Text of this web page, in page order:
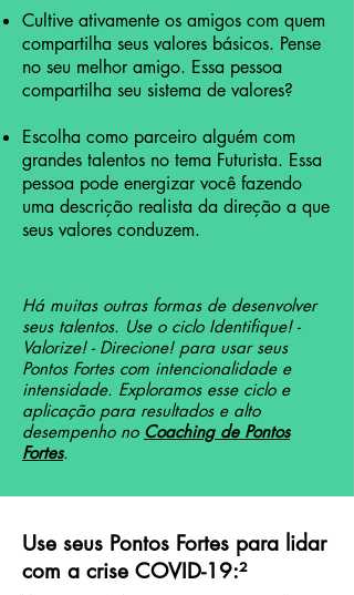
Cultive ativamente os amigos com quem
compartilha seus valores básicos. Pense
no seu melhor amigo. Essa pessoa
compartilha seu sistema de valores?
Escolha como parceiro alguém com
grandes talentos no tema Futurista. Essa
pessoa pode energizar você fazendo
uma descrição realista da direção a que
seus valores conduzem.
Há muitas outras formas de desenvolver
seus talentos. Use o ciclo Identifique! -
Valorize! - Direcione! para usar seus
Pontos Fortes com intencionalidade e
intensidade. Exploramos esse ciclo e
aplicação para resultados e alto
desempenho no Coaching de Pontos
Fortes.
Use seus Pontos Fortes para lidar
com a crise COVID-19:²